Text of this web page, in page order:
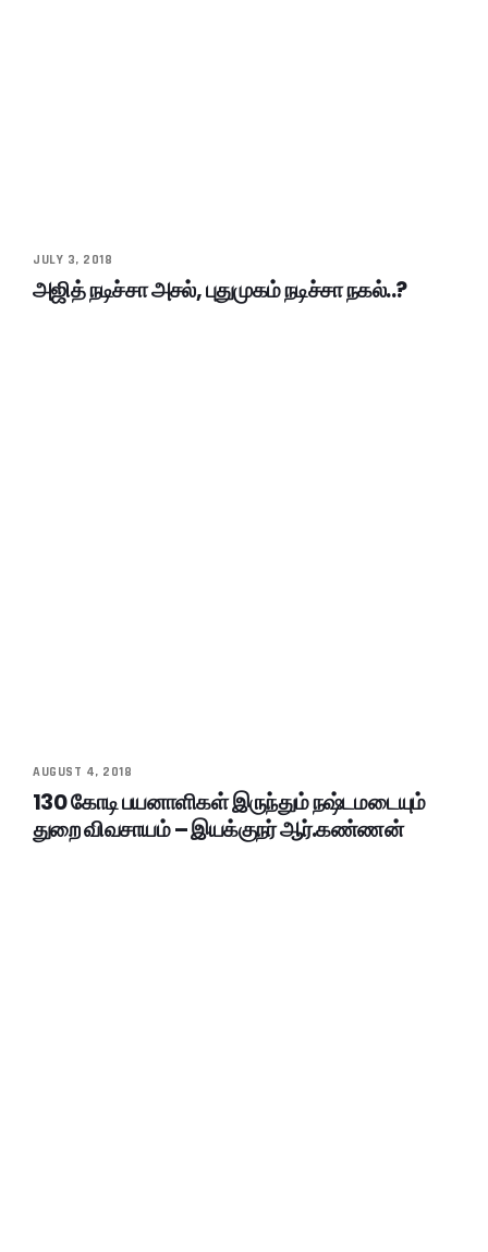
JULY 3, 2018
அஜித் நடிச்சா அசல், புதுமுகம் நடிச்சா நகல்..?
AUGUST 4, 2018
130 கோடி பயனாளிகள் இருந்தும் நஷ்டமடையும்
துறை விவசாயம் – இயக்குநர் ஆர்.கண்ணன்